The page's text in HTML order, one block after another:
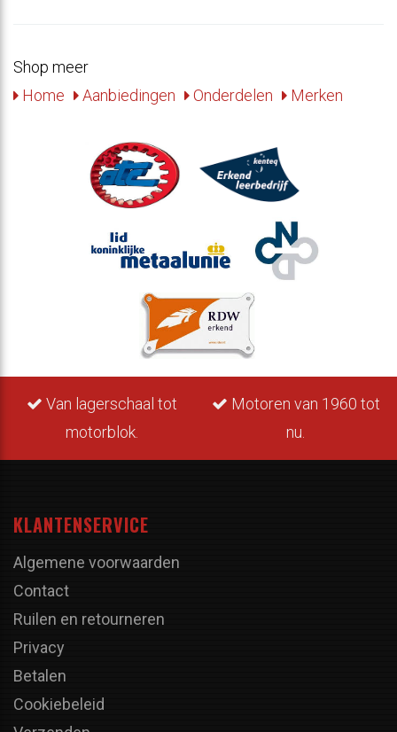
Shop meer
Home
Aanbiedingen Onderdelen Merken
Van lagerschaal tot
motorblok.
Motoren van 1960 tot
nu.
KLANTENSERVICE
Algemene voorwaarden
Contact
Ruilen en retourneren
Privacy
Betalen
Cookiebeleid